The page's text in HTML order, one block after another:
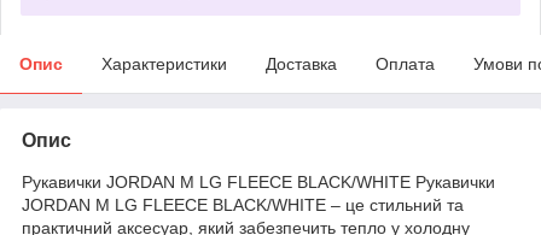
Опис Характеристики Доставка Оплата Умови
Опис
Рукавички JORDAN M LG FLEECE BLACK/WHITE Рукавички
JORDAN M LG FLEECE BLACK/WHITE – це стильний та
практичний аксесуар, який забезпечить тепло у холодну